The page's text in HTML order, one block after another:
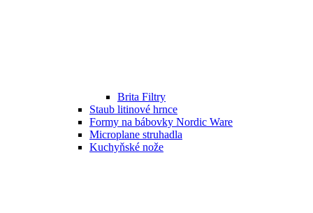
Brita Filtry
Staub litinové hrnce
Formy na bábovky Nordic Ware
Microplane struhadla
Kuchyňské nože